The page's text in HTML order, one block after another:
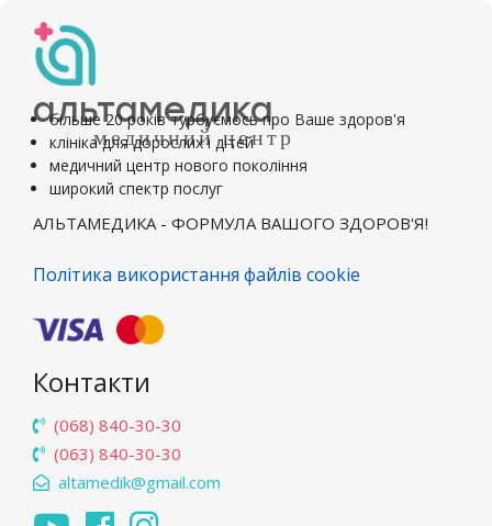
альтамедика
медичний центр
більше 20 років турбуємось про Ваше здоров'я
клініка для дорослих і дітей
медичний центр нового покоління
широкий спектр послуг
АЛЬТАМЕДИКА - ФОРМУЛА ВАШОГО ЗДОРОВ'Я!
Політика використання файлів cookie
Контакти
(068) 840-30-30
(063) 840-30-30
altamedik@gmail.com